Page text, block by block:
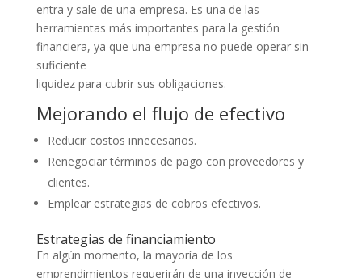
entra y sale de una empresa. Es una de las
herramientas más importantes para la gestión
financiera, ya que una empresa no puede operar sin
suficiente
liquidez para cubrir sus obligaciones.
Mejorando el flujo de efectivo
Reducir costos innecesarios.
Renegociar términos de pago con proveedores y
clientes.
Emplear estrategias de cobros efectivos.
Estrategias de financiamiento
En algún momento, la mayoría de los
emprendimientos requerirán de una inyección de